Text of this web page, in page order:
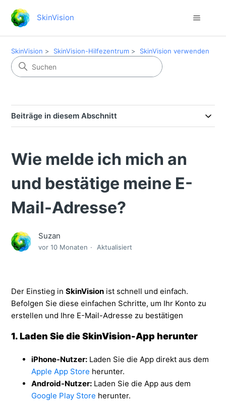
SkinVision
SkinVision SkinVision-Hilfezentrum SkinVision verwenden
Beiträge in diesem Abschnitt
Wie melde ich mich an
und bestätige meine E-
Mail-Adresse?
Suzan
vor 10 Monaten Aktualisiert
Der Einstieg inSkinVision ist schnell und einfach.
Befolgen Sie diese einfachen Schritte, um Ihr Konto zu
erstellen und Ihre E-Mail-Adresse zu bestätigen
1. Laden Sie die SkinVision-App herunter
iPhone-Nutzer: Laden Sie die App direkt aus dem
Apple App Store herunter.
Android-Nutzer: Laden Sie die App aus dem
Google Play Store herunter.